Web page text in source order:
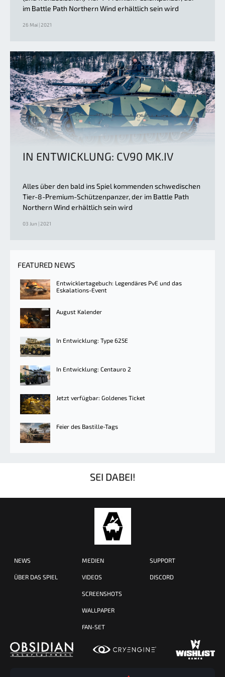
im Battle Path Northern Wind erhältlich sein wird
26 Mai | 2021
IN ENTWICKLUNG: CV90 MK.IV
Alles über den bald ins Spiel kommenden schwedischen
Tier-8-Premium-Schützenpanzer, der im Battle Path
Northern Wind erhältlich sein wird
03 Jun | 2021
FEATURED NEWS
Entwicklertagebuch: Legendäres PvE und das
Eskalations-Event
August Kalender
In Entwicklung: Type 625E
In Entwicklung: Centauro 2
Jetzt verfügbar: Goldenes Ticket
Feier des Bastille-Tags
SEI DABEI!
NEWS
ÜBER DAS SPIEL
MEDIEN
VIDEOS
SCREENSHOTS
WALLPAPER
FAN-SET
SUPPORT
DISCORD